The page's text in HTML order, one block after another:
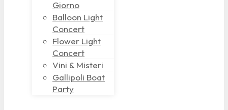
Giorno
Balloon Light
Concert
Flower Light
Concert
Vini & Misteri
Gallipoli Boat
Party